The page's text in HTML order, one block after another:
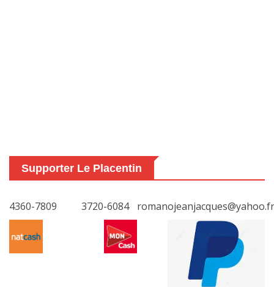
Supporter Le Placentin
4360-7809 3720-6084 romanojeanjacques@yahoo.fr